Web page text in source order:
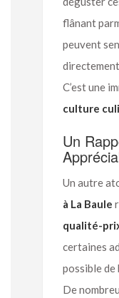
flânant
peuvent
C’est une
culture
Un
Un autre
à La Baule
qualité-
certaines
possible de
De